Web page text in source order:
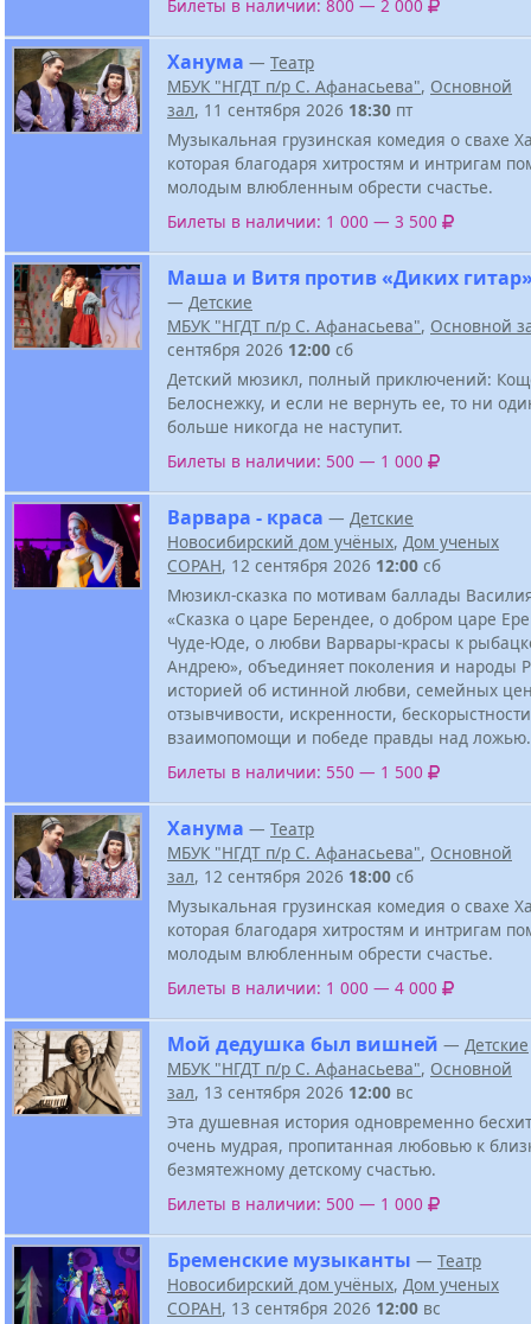
Билеты в наличии: 800 — 2 000
Ханума — Театр
МБУК "НГДТ п/р С. Афанасьева", Основной
зал, 11 сентября 2026 18:30 пт
Музыкальная грузинская комедия о свахе
которая благодаря хитростям и интригам
молодым влюбленным обрести счастье.
Билеты в наличии: 1 000 — 3 500
Маша и Витя против «Диких
— Детские
МБУК "НГДТ п/р С. Афанасьева", Основной
сентября 2026 12:00 сб
Детский мюзикл, полный приключений:
Белоснежку, и если не вернуть ее, то ни
больше никогда не наступит.
Билеты в наличии: 500 — 1 000
Варвара - краса — Детские
Новосибирский дом учёных, Дом ученых
СОРАН, 12 сентября 2026 12:00 сб
Мюзикл-сказка по мотивам баллады
«Сказка о царе Берендее, о добром царе
Чуде-Юде, о любви Варвары-красы к
Андрею», объединяет поколения и народы
историей об истинной любви, семейных
отзывчивости, искренности,
взаимопомощи и победе правды над ложью.
Билеты в наличии: 550 — 1 500
Ханума — Театр
МБУК "НГДТ п/р С. Афанасьева", Основной
зал, 12 сентября 2026 18:00 сб
Музыкальная грузинская комедия о свахе
которая благодаря хитростям и интригам
молодым влюбленным обрести счастье.
Билеты в наличии: 1 000 — 4 000
Мой дедушка был вишней — Детские
МБУК "НГДТ п/р С. Афанасьева", Основной
зал, 13 сентября 2026 12:00 вс
Эта душевная история одновременно
очень мудрая, пропитанная любовью к
безмятежному детскому счастью.
Билеты в наличии: 500 — 1 000
Бременские музыканты — Театр
Новосибирский дом учёных, Дом ученых
СОРАН, 13 сентября 2026 12:00 вс